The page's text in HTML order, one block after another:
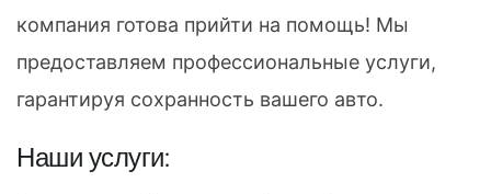
компания готова прийти на помощь! Мы
предоставляем профессиональные услуги,
гарантируя сохранность вашего авто.
Наши услуги: